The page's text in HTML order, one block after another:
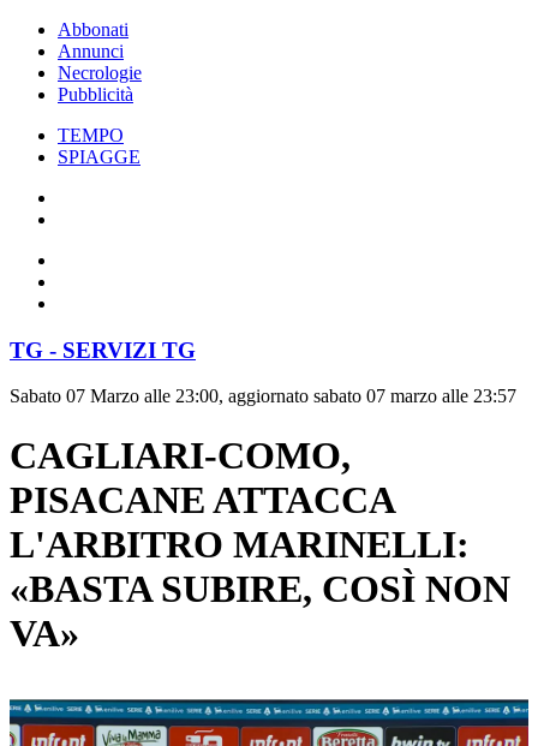
Abbonati
Annunci
Necrologie
Pubblicità
TEMPO
SPIAGGE
TG - SERVIZI TG
Sabato 07 Marzo alle 23:00, aggiornato sabato 07 marzo alle 23:57
CAGLIARI-COMO,
PISACANE ATTACCA
L'ARBITRO MARINELLI:
«BASTA SUBIRE, COSÌ NON
VA»